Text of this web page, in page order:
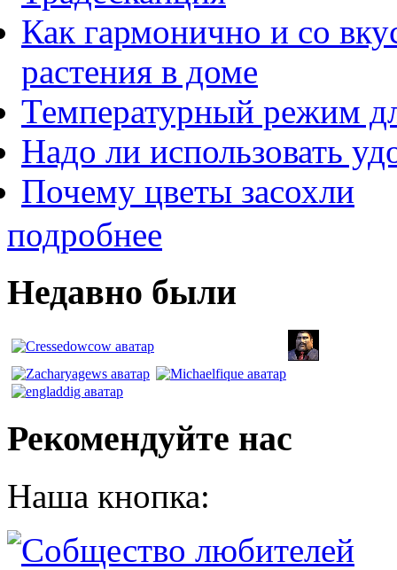
Как гармонично и со
растения в доме
Температурный режим
Надо ли использовать
Почему цветы засохли
подробнее
Недавно были
Рекомендуйте нас
Наша кнопка: